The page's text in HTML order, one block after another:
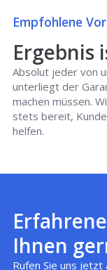
Empfohlene
Ergebnis
Absolut jeder von
unterliegt der
machen müssen.
stets bereit,
helfen.
Ihnen
Rufen Sie uns